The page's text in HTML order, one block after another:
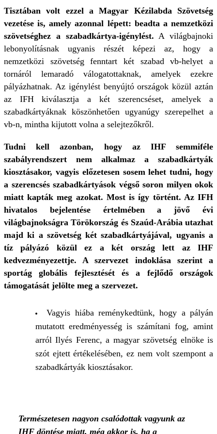
Tisztában volt ezzel a Magyar Kézilabda Szövetség
vezetése is, amely azonnal lépett: beadta a nemzetközi
szövetséghez a szabadkártya-igénylést. A világbajnoki
lebonyolításnak ugyanis részét képezi az, hogy a
nemzetközi szövetség fenntart két szabad vb-helyet a
tornáról lemaradó válogatottaknak, amelyek ezekre
pályázhatnak. Az igénylést benyújtó országok közül aztán
az IFH kiválasztja a két szerencséset, amelyek a
szabadkártyáknak köszönhetően ugyanúgy szerepelhet a
vb-n, mintha kijutott volna a selejtezőkről.
Tudni kell azonban, hogy az IHF semmiféle
szabályrendszert nem alkalmaz a szabadkártyák
kiosztásakor, vagyis előzetesen sosem lehet tudni, hogy
a szerencsés szabadkártyások végső soron milyen okok
miatt kapták meg azokat. Most is így történt. Az IFH
hivatalos bejelentése értelmében a jövő évi
világbajnokságra Törökország és Szaúd-Arábia utazhat
majd ki a szövetség két szabadkártyájával, ugyanis a
tíz pályázó közül ez a két ország lett az IHF
kedvezményezettje. A szervezet indoklása szerint a
sportág globális fejlesztését és a fejlődő országok
támogatását jelölte meg a szervezet.
Vagyis hiába reménykedtünk, hogy a pályán
mutatott eredményesség is számítani fog, amint
arról Ilyés Ferenc, a magyar szövetség elnöke is
szót ejtett értékelésében, ez nem volt szempont a
szabadkártyák kiosztásakor.
Természetesen nagyon csalódottak vagyunk az
IHF döntése miatt, még akkor is, ha a